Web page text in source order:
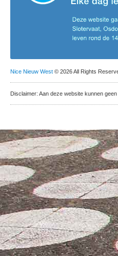
Nice Nieuw West © 2026 All Rights
Disclaimer: Aan deze website kunnen